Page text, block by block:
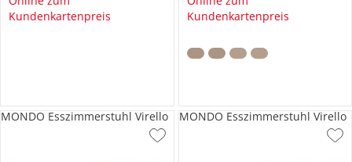
Kundenkartenpreis
Kundenkartenpreis
MONDO Esszimmerstuhl Virello MONDO Esszimmerstuhl Virello